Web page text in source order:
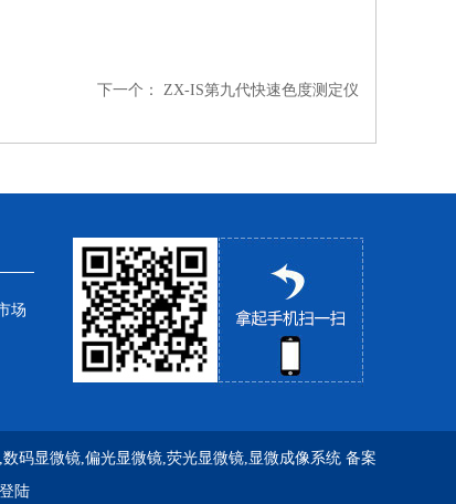
下一个： ZX-IS第九代快速色度测定仪
场
码显微镜,偏光显微镜,荧光显微镜,显微成像系统备案
陆